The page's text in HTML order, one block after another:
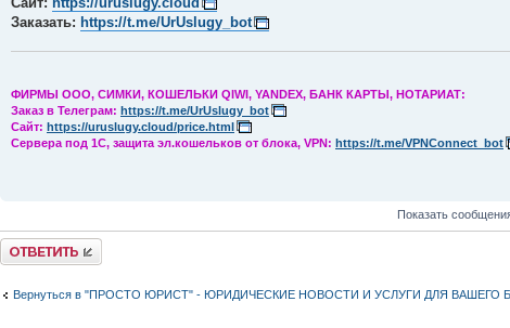
Заказать: https://t.me/UrUslugy_bot
ФИРМЫ ООО, СИМКИ, КОШЕЛЬКИ QIWI, YANDEX, БАНК КАРТЫ, НОТАРИАТ:
Заказ в Телеграм: https://t.me/UrUslugy_bot
Сайт: https://uruslugy.cloud/price.html
Сервера под 1С, защита эл.кошельков от блока, VPN: https://t.me/VPNConnect_bot
Показать
Комментировать
Вернуться в "ПРОСТО ЮРИСТ" - ЮРИДИЧЕСКИЕ НОВОСТИ И УСЛУГИ ДЛЯ ВАШЕГО